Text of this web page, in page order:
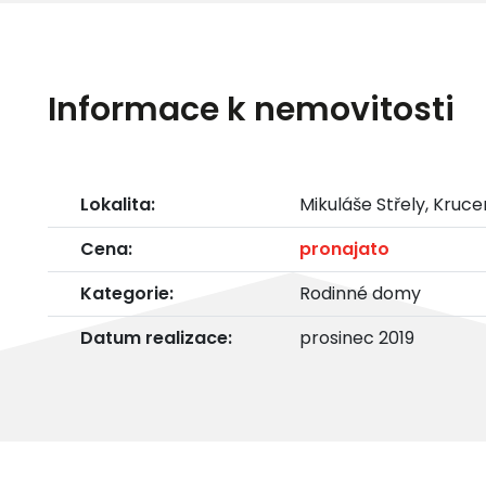
Informace k nemovitosti
Lokalita:
Mikuláše Střely,
Cena:
pronajato
Kategorie:
Rodinné domy
Datum realizace:
prosinec 2019